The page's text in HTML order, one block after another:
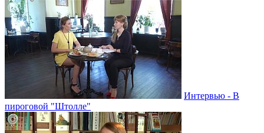
Интервью - В
пироговой "Штолле"